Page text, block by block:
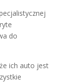
do
ich auto jest